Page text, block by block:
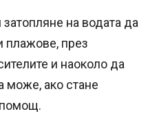
на водата да
плажове, през
и наоколо да
може, ако стане
помощ.